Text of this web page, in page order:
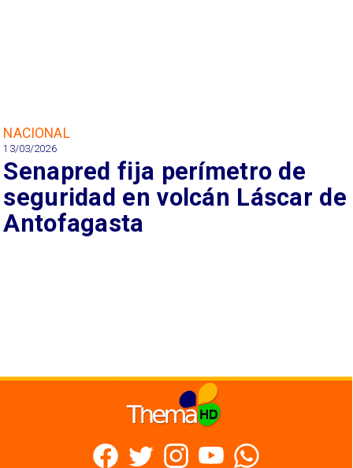
NACIONAL
13/03/2026
Senapred fija perímetro de
seguridad en volcán Láscar de
Antofagasta